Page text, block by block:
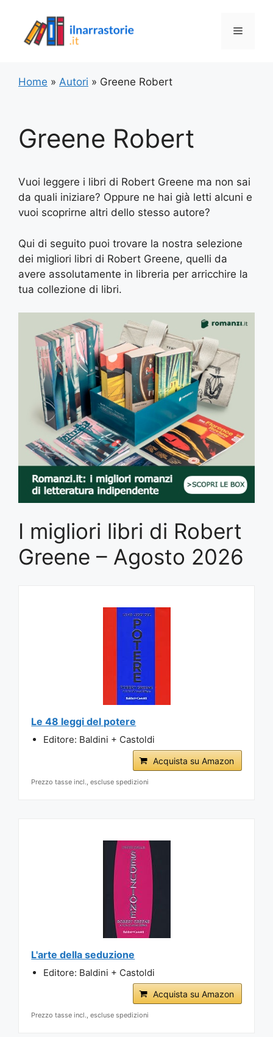
contenuto
Menu
Home » Autori » Greene Robert
Greene Robert
Vuoi leggere i libri di Robert Greene ma non sai
da quali iniziare? Oppure ne hai già letti alcuni e
vuoi scoprirne altri dello stesso autore?
Qui di seguito puoi trovare la nostra selezione
dei migliori libri di Robert Greene, quelli da
avere assolutamente in libreria per arricchire la
tua collezione di libri.
I migliori libri di Robert
Greene – Agosto 2026
Le 48 leggi del potere
Editore: Baldini + Castoldi
Acquista su Amazon
Prezzo tasse incl., escluse spedizioni
L'arte della seduzione
Editore: Baldini + Castoldi
Acquista su Amazon
Prezzo tasse incl., escluse spedizioni